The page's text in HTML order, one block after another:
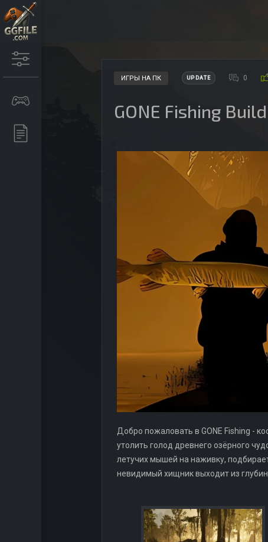
ИГРЫ НА ПК UPDATE 0
GONE Fishing
Добро пожаловать в GONE Fishing -
утолить голод древнего озёрного
летучих мышей на наживку,
невидимый хищник выходит из